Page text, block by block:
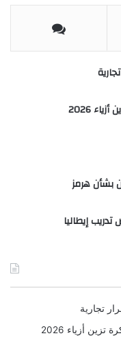
2026
بشأن هرمز
إيطاليا
أزياء 2026